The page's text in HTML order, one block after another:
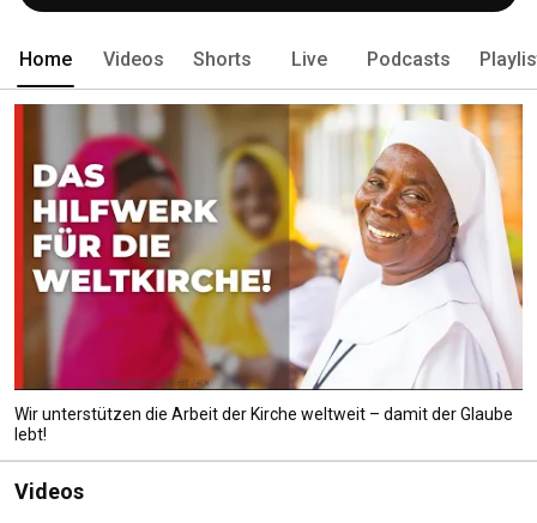
Home Videos Shorts Live Podcasts
Wir unterstützen die Arbeit der Kirche weltweit – damit der Glaube
lebt!
Videos